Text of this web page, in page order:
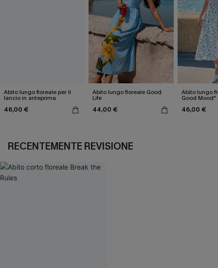
Abito lungo floreale per il
lancio in anteprima
46,00 €
Abito lungo floreale Good
Life
44,00 €
Abito lungo
Good Mood"
46,00 €
RECENTEMENTE REVISIONE